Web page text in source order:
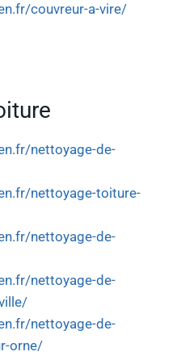
couvreur-a-vire/
nettoyage-de-
nettoyage-toiture-
nettoyage-de-
nettoyage-de-
nettoyage-de-
orne/